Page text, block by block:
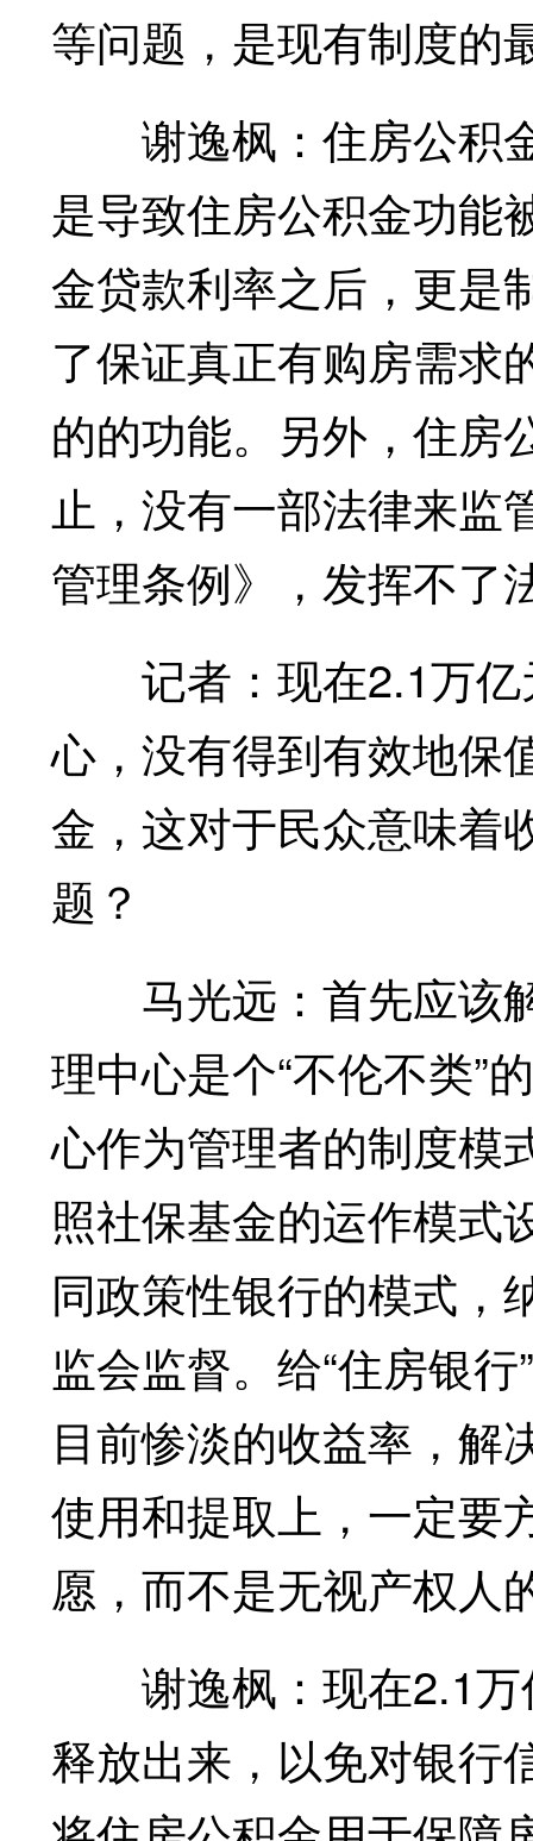
等问题，是现有制度的
谢逸枫：住房公积
是导致住房公积金功能
金贷款利率之后，更是
了保证真正有购房需求
的的功能。另外，住房
止，没有一部法律来监
管理条例》，发挥不了
记者：现在2.1万亿
心，没有得到有效地保
金，这对于民众意味着
题？
马光远：首先应该
理中心是个“不伦不类”
心作为管理者的制度模
照社保基金的运作模式
同政策性银行的模式，
监会监督。给“住房银
目前惨淡的收益率，解
使用和提取上，一定要
愿，而不是无视产权人
谢逸枫：现在2.1万
释放出来，以免对银行